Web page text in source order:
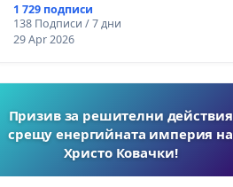
1 729 подписи
138 Подписи / 7 дни
29 Apr 2026
Призив за решителни действия
срещу енергийната империя на
Христо Ковачки!